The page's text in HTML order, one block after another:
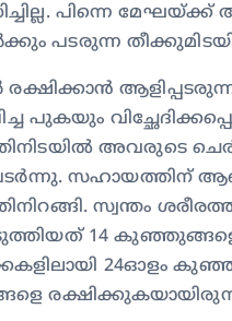
പിന്നെ
പടരുന്ന
ആളിപ്പടരുന്ന
പുകയും
അവരുടെ
സഹായത്തിന് ആളെ
സ്വന്തം
14 കുഞ്ഞുങ്ങളെ.
24ഓളം